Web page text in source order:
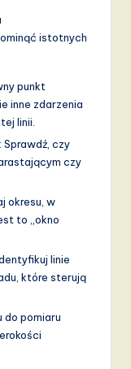
istotnych
punkt
inne zdarzenia
linii.
: Sprawdź, czy
czy
okresu, w
to „okno
linie
które sterują
do pomiaru